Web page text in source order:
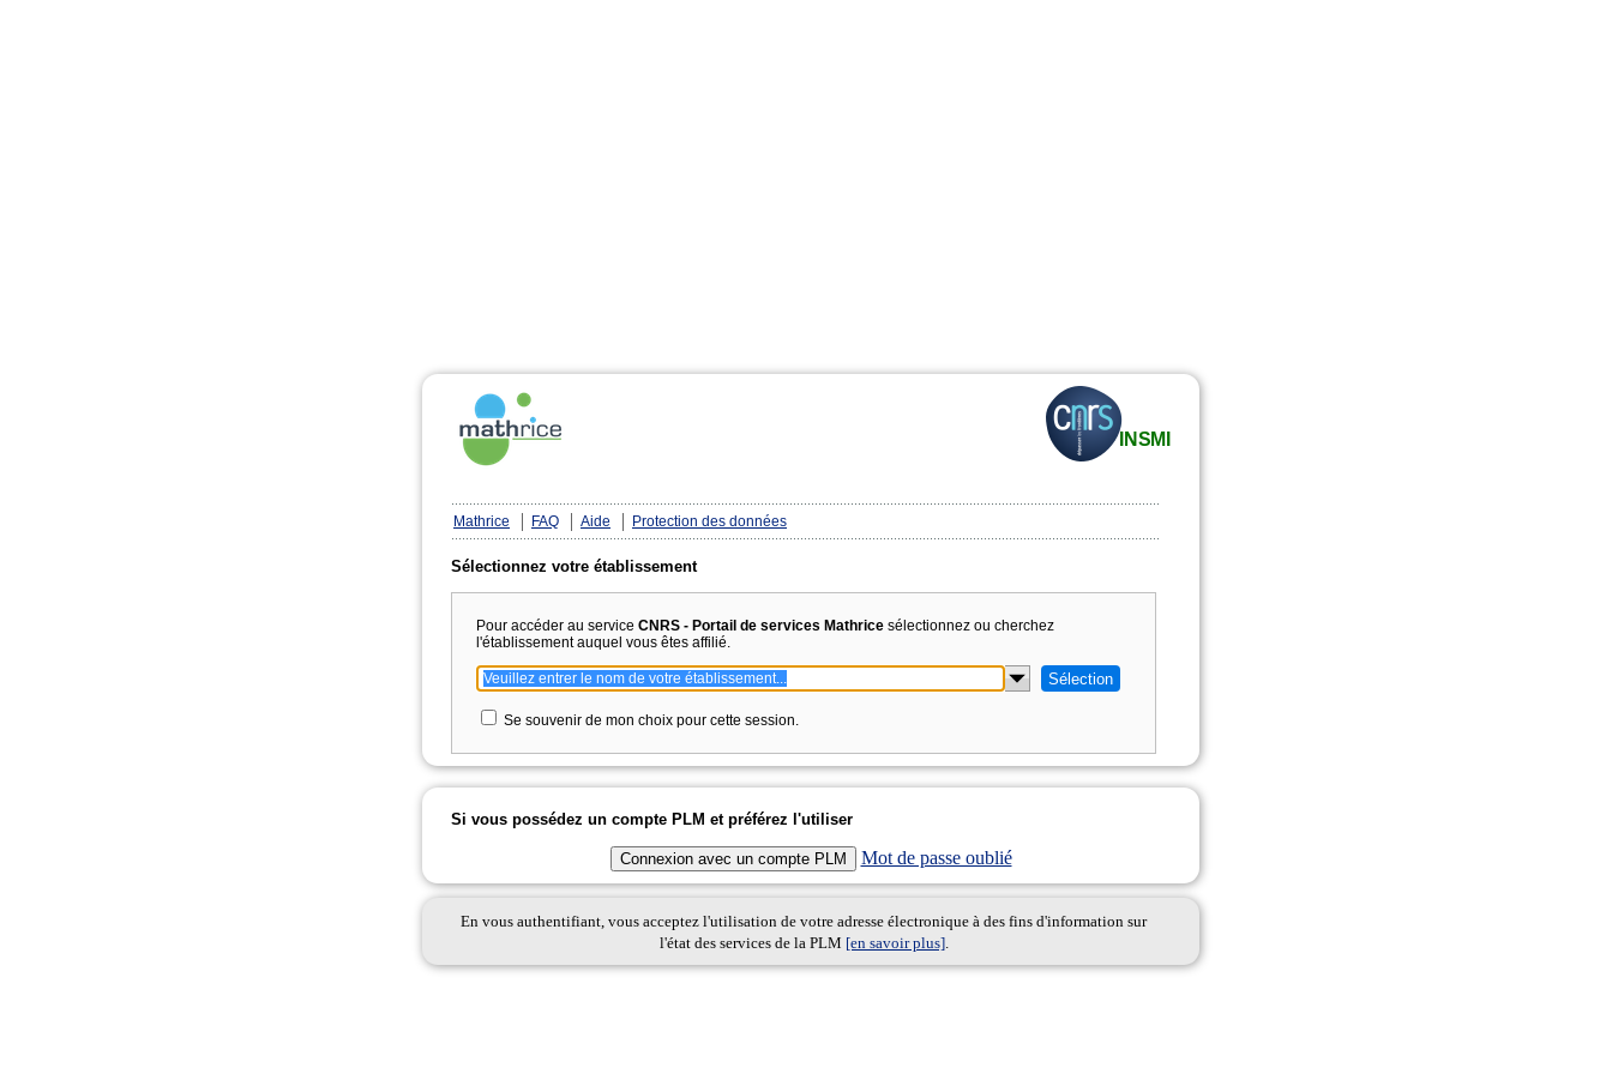
Mathrice FAQ Aide Protection des données
Sélectionnez votre établissement
Pour accéder au service CNRS - Portail de services Mathrice sélectionnez ou cherchez
l'établissement auquel vous êtes affilié.
Se souvenir de mon choix pour cette session.
Si vous possédez un compte PLM et préférez l'utiliser
Mot de passe oublié
En vous authentifiant, vous acceptez l'utilisation de votre adresse électronique à des fins d'information sur
l'état des services de la PLM [en savoir plus].